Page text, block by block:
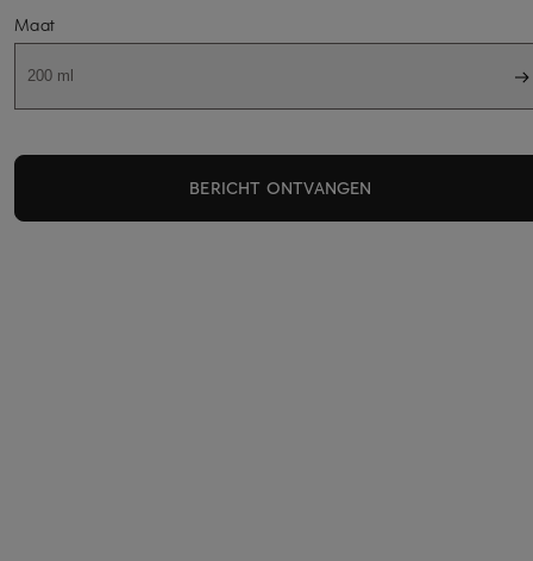
Maat
200 ml
BERICHT ONTVANGEN